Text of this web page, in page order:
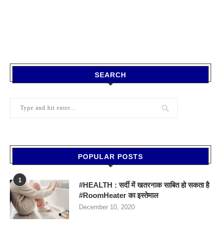
SEARCH
POPULAR POSTS
1
#HEALTH : सर्दी में खतरनाक साबित हो सकता है
#RoomHeater का इस्तेमाल
December 10, 2020